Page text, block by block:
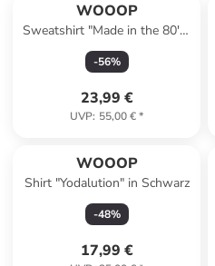
WOOOP
Sweatshirt "Made in the 80's"
in Grau
-56%
23,99 €
UVP: 55,00 €*
WOOOP
Shirt "Yodalution" in Schwarz
-48%
17,99 €